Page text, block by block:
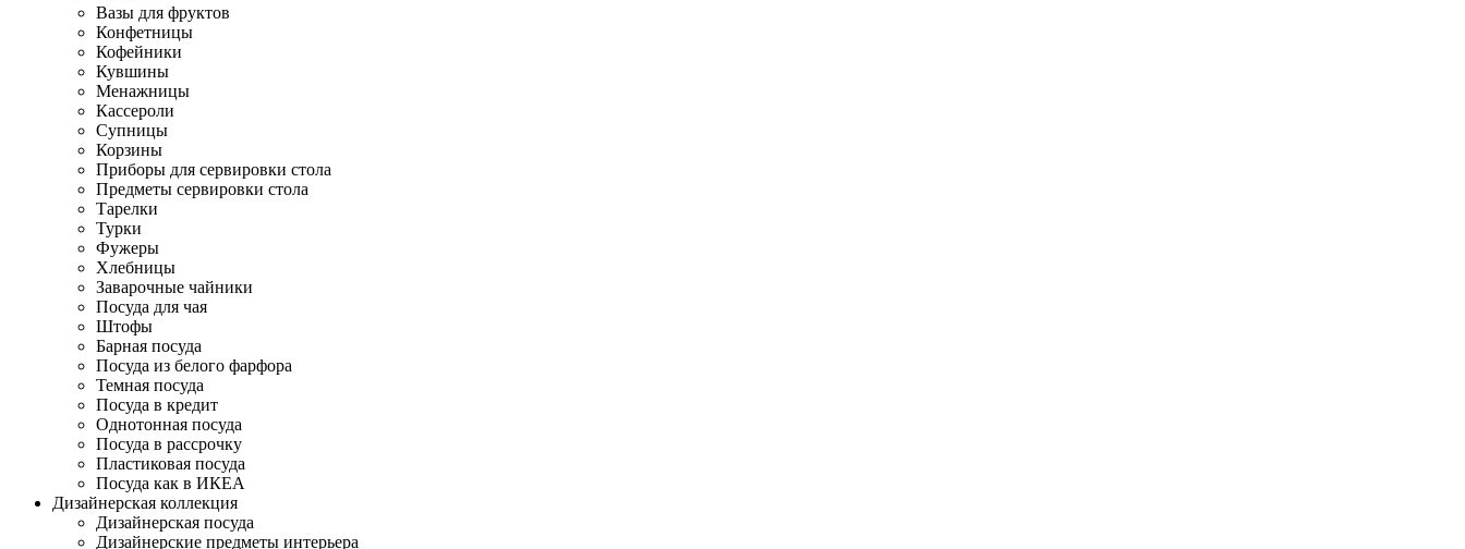
Вазы для фруктов
Конфетницы
Кофейники
Кувшины
Менажницы
Кассероли
Супницы
Корзины
Приборы для сервировки стола
Предметы сервировки стола
Тарелки
Турки
Фужеры
Хлебницы
Заварочные чайники
Посуда для чая
Штофы
Барная посуда
Посуда из белого фарфора
Темная посуда
Посуда в кредит
Однотонная посуда
Посуда в рассрочку
Пластиковая посуда
Посуда как в ИКЕА
Дизайнерская коллекция
Дизайнерская посуда
Дизайнерские предметы интерьера